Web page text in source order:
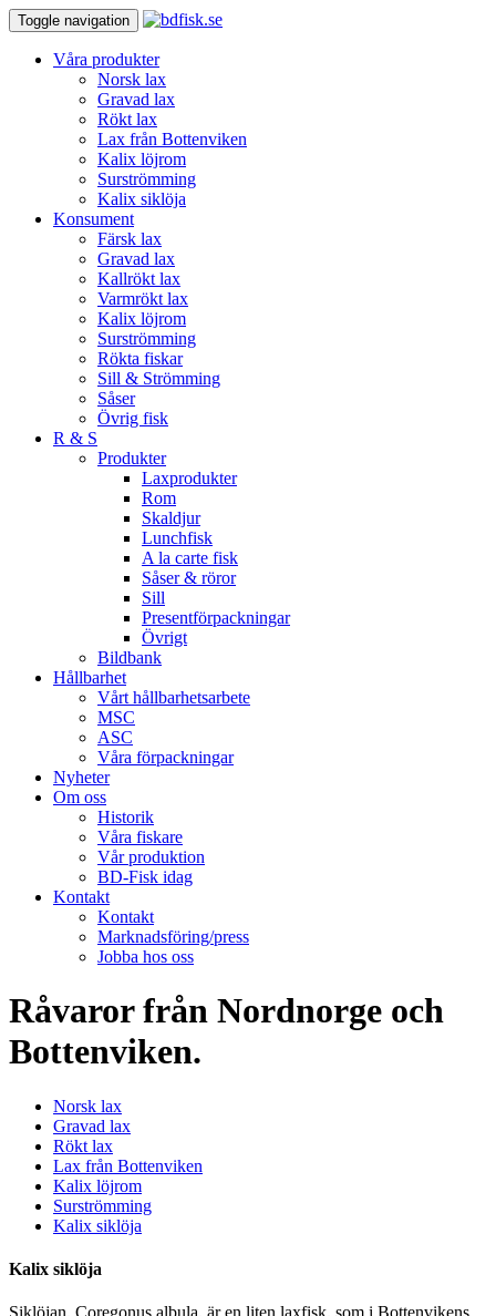
Toggle navigation
Våra produkter
Norsk lax
Gravad lax
Rökt lax
Lax från Bottenviken
Kalix löjrom
Surströmming
Kalix siklöja
Konsument
Färsk lax
Gravad lax
Kallrökt lax
Varmrökt lax
Kalix löjrom
Surströmming
Rökta fiskar
Sill & Strömming
Såser
Övrig fisk
R & S
Produkter
Laxprodukter
Rom
Skaldjur
Lunchfisk
A la carte fisk
Såser & röror
Sill
Presentförpackningar
Övrigt
Bildbank
Hållbarhet
Vårt hållbarhetsarbete
MSC
ASC
Våra förpackningar
Nyheter
Om oss
Historik
Våra fiskare
Vår produktion
BD-Fisk idag
Kontakt
Kontakt
Marknadsföring/press
Jobba hos oss
Råvaror från Nordnorge och
Bottenviken.
Norsk lax
Gravad lax
Rökt lax
Lax från Bottenviken
Kalix löjrom
Surströmming
Kalix siklöja
Kalix siklöja